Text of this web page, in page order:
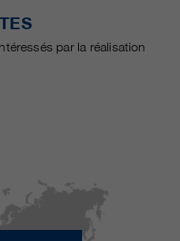
par la réalisation